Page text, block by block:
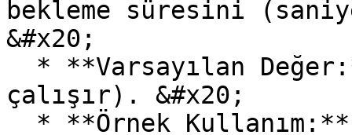
bekleme süresini
&#x20;
çalışır). &#x20;